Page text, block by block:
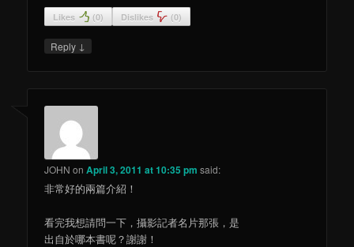
Likes (0) Dislikes (0)
Reply ↓
JOHN onApril 3, 2011 at 10:35 pm said:
非常好的兩篇介紹！
看完我想請問一下，攝影記者名片那張，是
出自於哪本書呢？謝謝！